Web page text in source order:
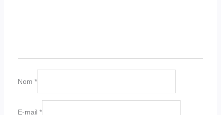
Nom *
E-mail *